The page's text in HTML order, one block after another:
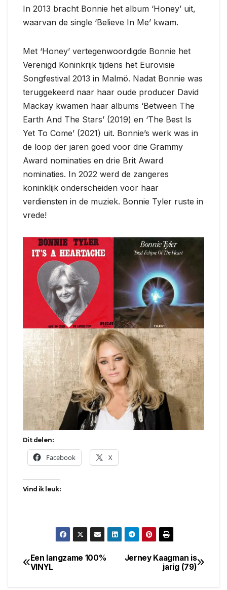
In 2013 bracht Bonnie het album ‘Honey’ uit,
waarvan de single ‘Believe In Me’ kwam.
Met ‘Honey’ vertegenwoordigde Bonnie het
Verenigd Koninkrijk tijdens het Eurovisie
Songfestival 2013 in Malmö. Nadat Bonnie was
teruggekeerd naar haar oude producer David
Mackay kwamen haar albums ‘Between The
Earth And The Stars’ (2019) en ‘The Best Is
Yet To Come’ (2021) uit. Bonnie’s werk was in
de loop der jaren goed voor drie Grammy
Award nominaties en drie Brit Award
nominaties. In 2022 werd de zangeres
koninklijk onderscheiden voor haar
verdiensten in de muziek. Bonnie Tyler ruste in
vrede!
Dit delen:
Facebook X
Vind ik leuk:
Bericht
Jerney Kaagman is
jarig (79)
Een langzame 100%
VINYL